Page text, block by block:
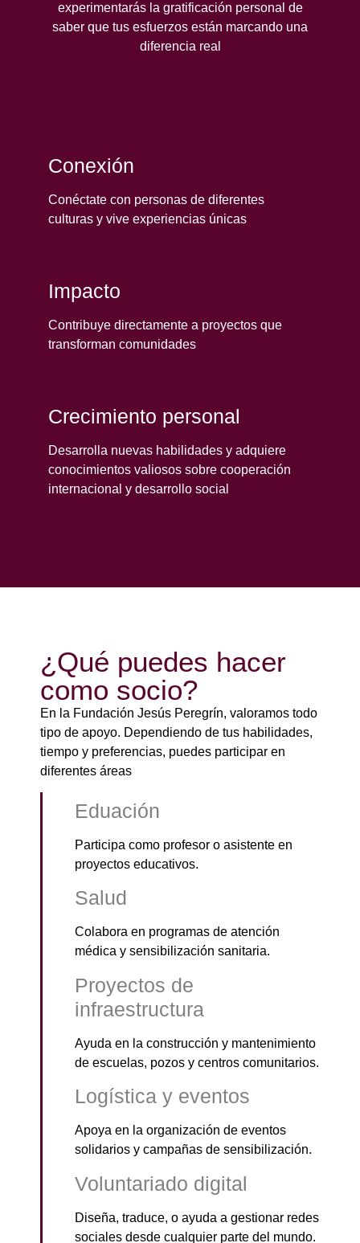
experimentarás la gratificación personal de
saber que tus esfuerzos están marcando una
diferencia real
Conexión
Conéctate con personas de diferentes
culturas y vive experiencias únicas
Impacto
Contribuye directamente a proyectos que
transforman comunidades
Crecimiento personal
Desarrolla nuevas habilidades y adquiere
conocimientos valiosos sobre cooperación
internacional y desarrollo social
¿Qué puedes hacer
como socio?
En la Fundación Jesús Peregrín, valoramos todo
tipo de apoyo. Dependiendo de tus habilidades,
tiempo y preferencias, puedes participar en
diferentes áreas
Eduación
Participa como profesor o asistente en
proyectos educativos.
Salud
Colabora en programas de atención
médica y sensibilización sanitaria.
Proyectos de
infraestructura
Ayuda en la construcción y mantenimiento
de escuelas, pozos y centros comunitarios.
Logística y eventos
Apoya en la organización de eventos
solidarios y campañas de sensibilización.
Voluntariado digital
Diseña, traduce, o ayuda a gestionar redes
sociales desde cualquier parte del mundo.